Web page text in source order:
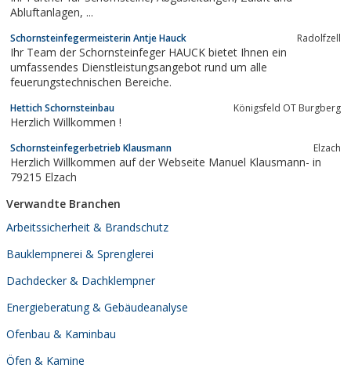
Abluftanlagen, ...
Schornsteinfegermeisterin Antje Hauck Radolfzell
Ihr Team der Schornsteinfeger HAUCK bietet Ihnen ein
umfassendes Dienstleistungsangebot rund um alle
feuerungstechnischen Bereiche.
Hettich Schornsteinbau Königsfeld OT Burgberg
Herzlich Willkommen !
Schornsteinfegerbetrieb Klausmann Elzach
Herzlich Willkommen auf der Webseite Manuel Klausmann- in
79215 Elzach
Verwandte Branchen
Arbeitssicherheit & Brandschutz
Bauklempnerei & Sprenglerei
Dachdecker & Dachklempner
Energieberatung & Gebäudeanalyse
Ofenbau & Kaminbau
Öfen & Kamine